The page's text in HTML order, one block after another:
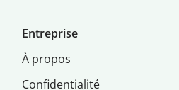
Entreprise
À propos
Confidentialité